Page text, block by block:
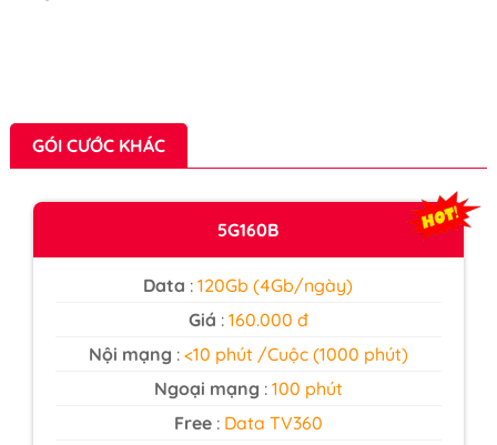
GÓI CƯỚC KHÁC
5G160B
Data : 120Gb (4Gb/ngày)
Giá : 160.000 đ
Nội mạng : <10 phút /Cuộc (1000 phút)
Ngoại mạng :100 phút
Free: Data TV360